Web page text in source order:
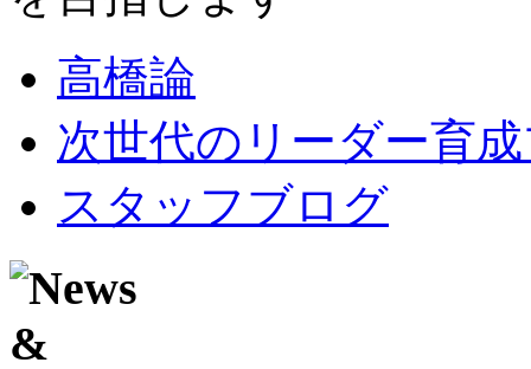
高橋論
次世代のリーダー育
スタッフブログ